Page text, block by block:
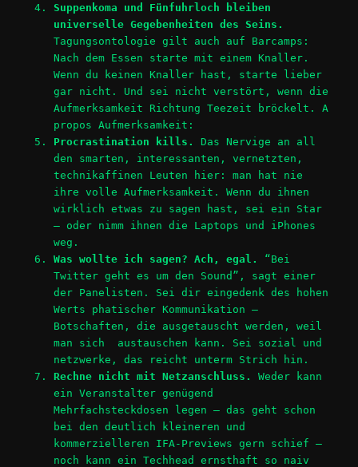
Suppenkoma und Fünfuhrloch bleiben
universelle Gegebenheiten des Seins.
Tagungsontologie gilt auch auf Barcamps:
Nach dem Essen starte mit einem Knaller.
Wenn du keinen Knaller hast, starte lieber
gar nicht. Und sei nicht verstört, wenn die
Aufmerksamkeit Richtung Teezeit bröckelt. A
propos Aufmerksamkeit:
Procrastination kills. Das Nervige an all
den smarten, interessanten, vernetzten,
technikaffinen Leuten hier: man hat nie
ihre volle Aufmerksamkeit. Wenn du ihnen
wirklich etwas zu sagen hast, sei ein Star
– oder nimm ihnen die Laptops und iPhones
weg.
Was wollte ich sagen? Ach, egal. “Bei
Twitter geht es um den Sound”, sagt einer
der Panelisten. Sei dir eingedenk des hohen
Werts phatischer Kommunikation –
Botschaften, die ausgetauscht werden, weil
man sich austauschen kann. Sei sozial und
netzwerke, das reicht unterm Strich hin.
Rechne nicht mit Netzanschluss. Weder kann
ein Veranstalter genügend
Mehrfachsteckdosen legen – das geht schon
bei den deutlich kleineren und
kommerzielleren IFA-Previews gern schief –
noch kann ein Techhead ernsthaft so naiv